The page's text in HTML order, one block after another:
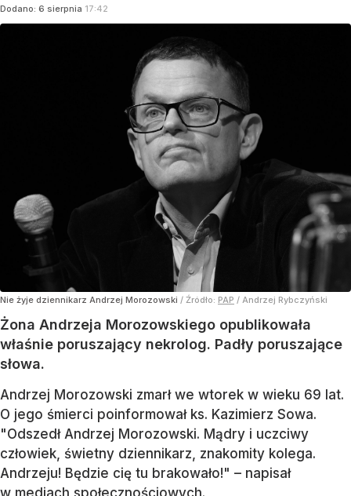
Dodano: 6 sierpnia 17:42
Nie żyje dziennikarz Andrzej Morozowski / Źródło: PAP / Andrzej Rybczyński
Żona Andrzeja Morozowskiego opublikowała
właśnie poruszający nekrolog. Padły poruszające
słowa.
Andrzej Morozowski zmarł we wtorek w wieku 69 lat.
O jego śmierci poinformował ks. Kazimierz Sowa.
"Odszedł Andrzej Morozowski. Mądry i uczciwy
człowiek, świetny dziennikarz, znakomity kolega.
Andrzeju! Będzie cię tu brakowało!" – napisał
w mediach społecznościowych.